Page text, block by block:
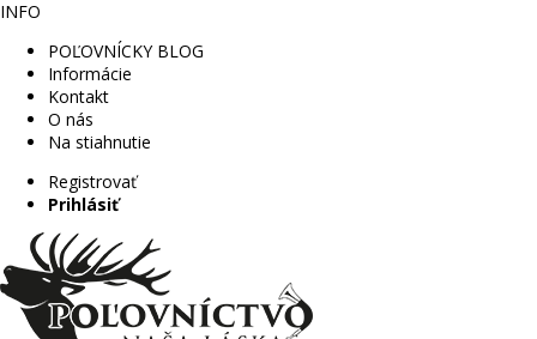
INFO
POĽOVNÍCKY BLOG
Informácie
Kontakt
O nás
Na stiahnutie
Registrovať
Prihlásiť